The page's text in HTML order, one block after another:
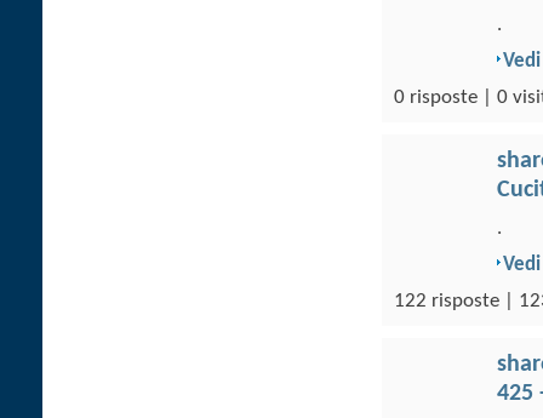
.
0 risposte | 0
.
122 risposte |
425